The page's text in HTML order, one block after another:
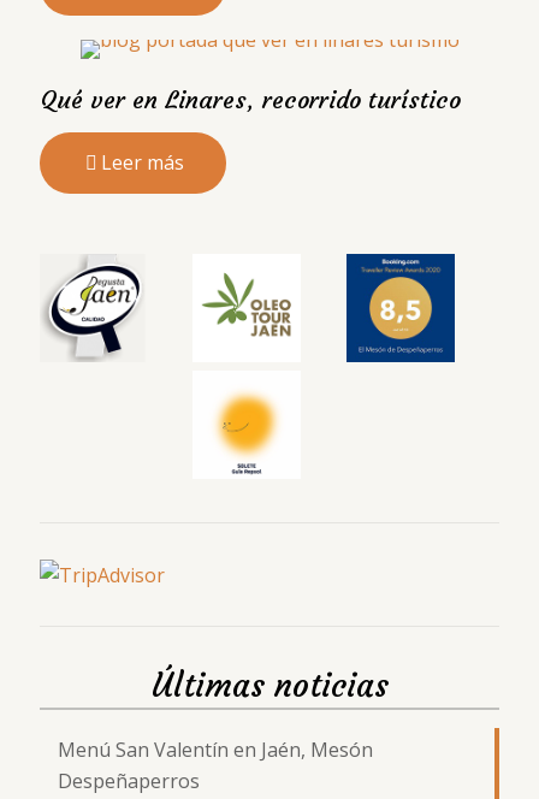
Qué ver en Linares, recorrido turístico
Leer más
Últimas noticias
Menú San Valentín en Jaén, Mesón
Despeñaperros